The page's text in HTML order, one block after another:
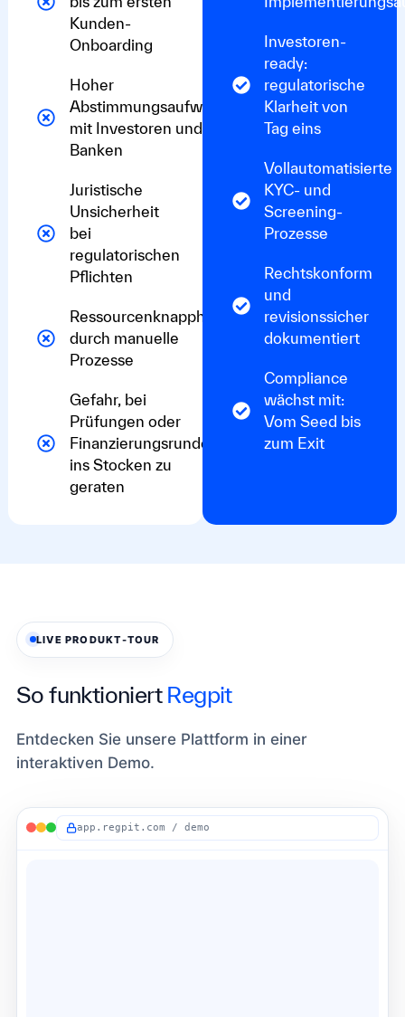
Kunden-
Onboarding
Hoher
Abstimmungsaufwand
mit Investoren und
Banken
Juristische
Unsicherheit
bei
regulatorischen
Pflichten
Ressourcenknappheit
durch manuelle
Prozesse
Gefahr, bei
Prüfungen oder
Finanzierungsrunden
ins Stocken zu
geraten
Investoren-
ready:
regulatorische
Klarheit von
Tag eins
Vollautomatisierte
KYC- und
Screening-
Prozesse
Rechtskonform
und
revisionssicher
dokumentiert
Compliance
wächst mit:
Vom Seed bis
zum Exit
LIVE PRODUKT-TOUR
So funktioniert Regpit
Entdecken Sie unsere Plattform in einer
interaktiven Demo.
app.regpit.com / demo